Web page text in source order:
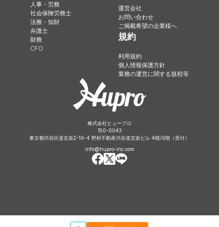
人事・労務
社会保険労務士
法務・知財
弁護士
財務
CFO
運営会社
お問い合わせ
ご掲載希望の企業様へ
規約
利用規約
個人情報保護方針
業務の運営に関する規程等
株式会社ヒュープロ
150-0043
東京都渋谷区道玄坂2-16-4 野村不動産渋谷道玄坂ビル 4階/6階（受付）
info@hupro-inc.com